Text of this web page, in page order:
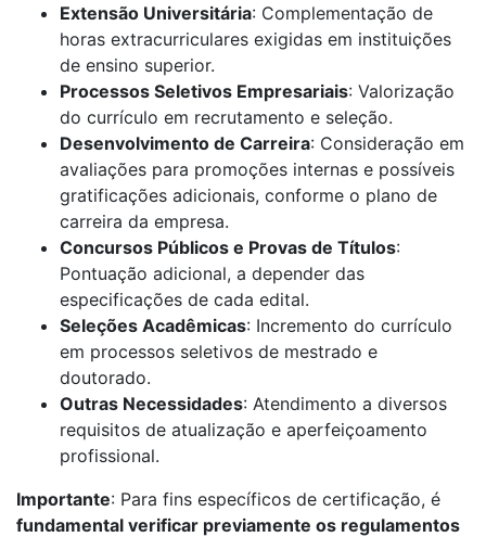
Extensão Universitária: Complementação de
horas extracurriculares exigidas em instituições
de ensino superior.
Processos Seletivos Empresariais: Valorização
do currículo em recrutamento e seleção.
Desenvolvimento de Carreira: Consideração em
avaliações para promoções internas e possíveis
gratificações adicionais, conforme o plano de
carreira da empresa.
Concursos Públicos e Provas de Títulos:
Pontuação adicional, a depender das
especificações de cada edital.
Seleções Acadêmicas: Incremento do currículo
em processos seletivos de mestrado e
doutorado.
Outras Necessidades: Atendimento a diversos
requisitos de atualização e aperfeiçoamento
profissional.
Importante: Para fins específicos de certificação, é
fundamental verificar previamente os regulamentos